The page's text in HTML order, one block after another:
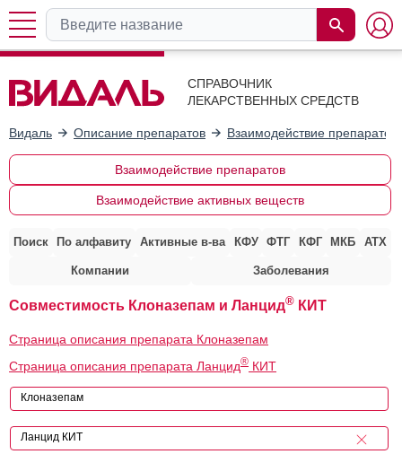
СПРАВОЧНИК
ЛЕКАРСТВЕННЫХ СРЕДСТВ
Видаль Описание препаратов Взаимодействие препаратов
Взаимодействие препаратов
Взаимодействие активных веществ
Поиск По алфавиту Активные в-ва КФУ ФТГ КФГ МКБ АТХ
Компании Заболевания
Совместимость Клоназепам и Ланцид® КИТ
Страница описания препарата Клоназепам
Страница описания препарата Ланцид® КИТ